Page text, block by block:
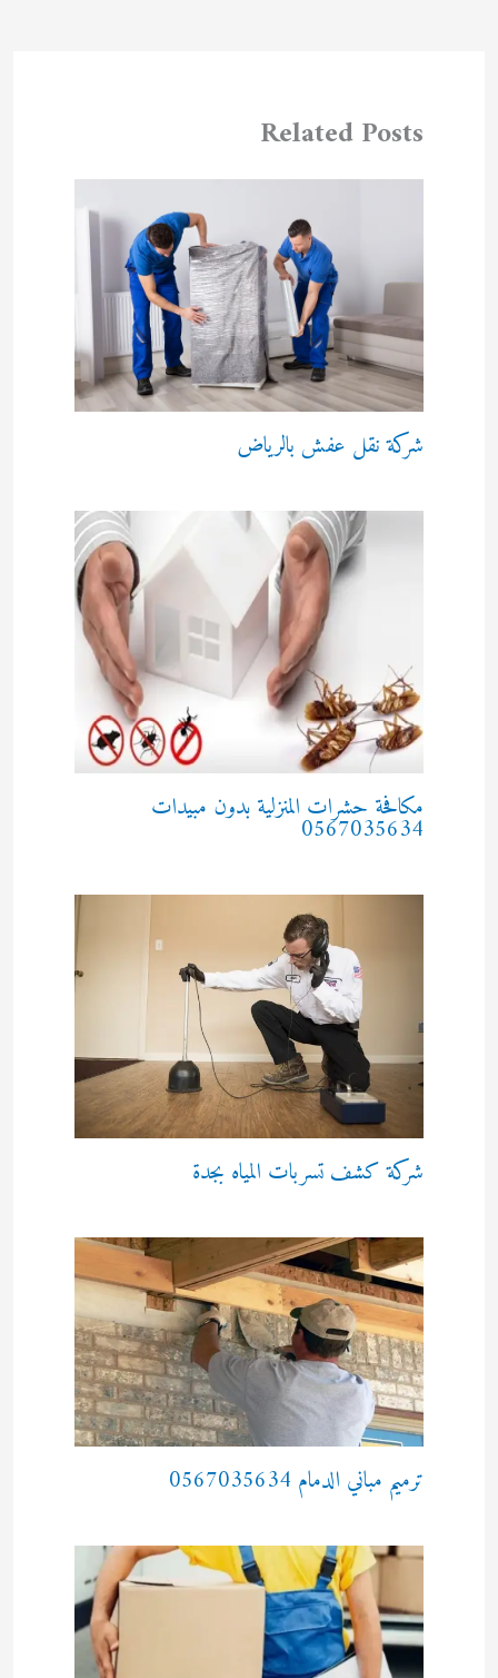
Related Posts
شركة نقل عفش بالرياض
مكافحة حشرات المنزلية بدون مبيدات
0567035634
شركة كشف تسربات المياه بجدة
ترميم مباني الدمام 0567035634